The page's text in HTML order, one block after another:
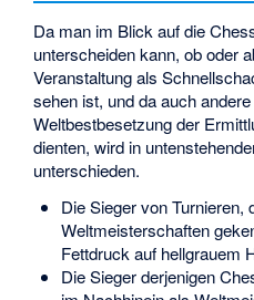
Da man im Blick auf die
unterscheiden kann, ob oder
Veranstaltung als
sehen ist, und da auch
Weltbestbesetzung der
dienten, wird in
unterschieden.
Die Sieger von Turnieren,
Weltmeisterschaften
Fettdruck auf hellgrauem
Die Sieger derjenigen